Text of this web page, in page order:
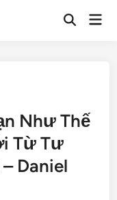
Như Thế
Từ Tư
Daniel